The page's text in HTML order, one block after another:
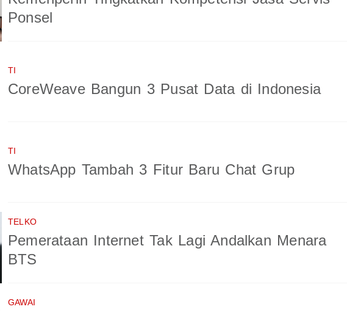
Ponsel
TI
CoreWeave Bangun 3 Pusat Data di Indonesia
TI
WhatsApp Tambah 3 Fitur Baru Chat Grup
TELKO
Pemerataan Internet Tak Lagi Andalkan Menara
BTS
GAWAI